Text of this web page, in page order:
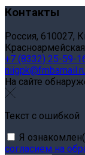
Контакты
Россия, 610027,
+7 (8332) 25-59-
На сайте
Текст с ошибкой
Я
согласием на